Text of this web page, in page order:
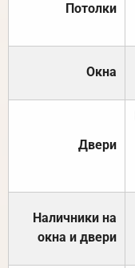
Потолки
Окна
Двери
Наличники на
окна и двери